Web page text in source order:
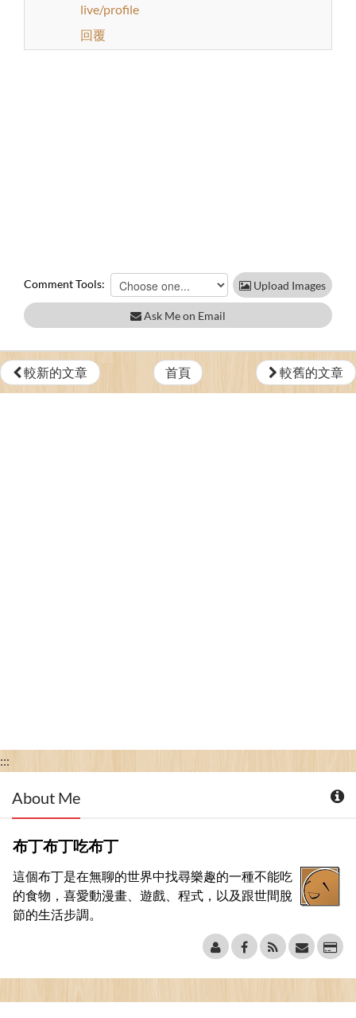
live/profile
回覆
Comment Tools: Upload Images
Ask Me on Email
較新的文章 首頁 較舊的文章
:::
About Me
布丁布丁吃布丁
這個布丁是在無聊的世界中找尋樂趣的一種不能吃
的食物，喜愛動漫畫、遊戲、程式，以及跟世間脫
節的生活步調。